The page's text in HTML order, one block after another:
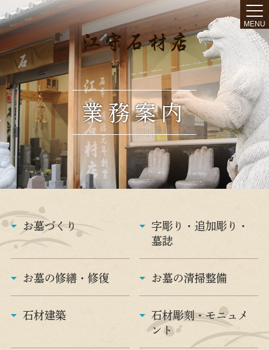
MENU
業務案内
お墓づくり
字彫り・追加彫り・
墓誌
お墓の修繕・修復 お墓の清掃整備
石材建築
石材彫刻・モニュメ
ント